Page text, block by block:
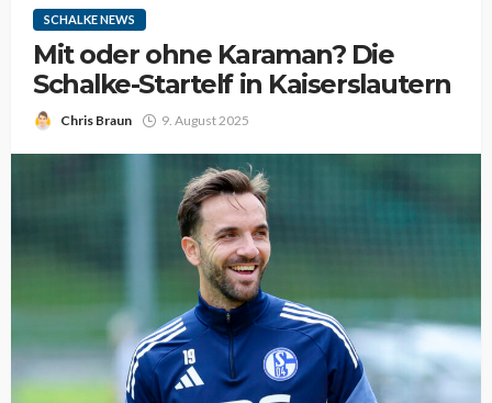
SCHALKE NEWS
Mit oder ohne Karaman? Die
Schalke-Startelf in Kaiserslautern
Chris Braun 9. August 2025